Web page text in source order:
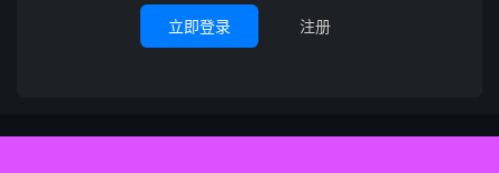
立即登录 注册